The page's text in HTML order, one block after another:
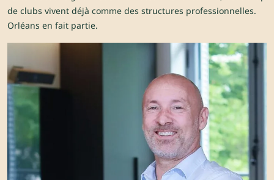
de clubs vivent déjà comme des structures professionnelles.
Orléans en fait partie.